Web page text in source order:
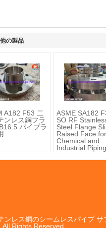
の製品
A182 F53 二
ンレス鋼フラ
パイプラ
ASME SA182
SO RF
Steel Flange
Raised Face for
Chemical and
Industrial Piping
ンレス鋼のシームレスパイプ サ
Rights Reserved.